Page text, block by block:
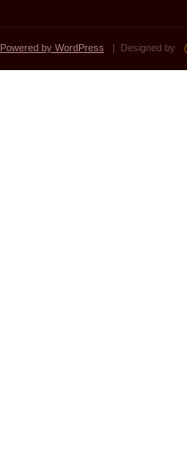
Powered by WordPress | Designed by